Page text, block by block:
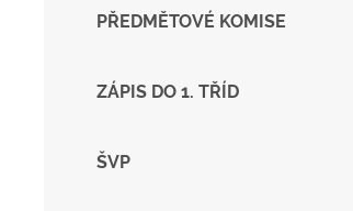
PŘEDMĚTOVÉ KOMISE
ZÁPIS DO 1. TŘÍD
ŠVP